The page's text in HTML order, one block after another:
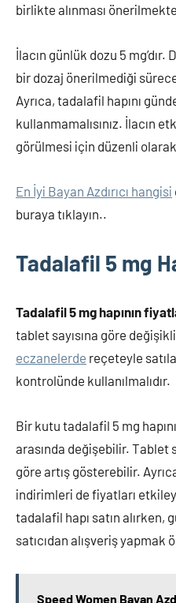
birlikte alınması
İlacın günlük dozu 5
bir dozaj önerilmediği
Ayrıca, tadalafil hapını
kullanmamalısınız. İlacın
görülmesi için düzenli
En İyi Bayan Azdırıcı hangisi
buraya tıklayın..
Tadalafil 5 mg
Tadalafil 5 mg hapının
tablet sayısına göre
eczanelerde reçeteyle
kontrolünde kullanılmalıdır.
Bir kutu tadalafil 5 mg
arasında değişebilir. Tablet
göre artış gösterebilir.
indirimleri de fiyatları
tadalafil hapı satın alırken,
satıcıdan alışveriş yapmak
Speed Women Bayan